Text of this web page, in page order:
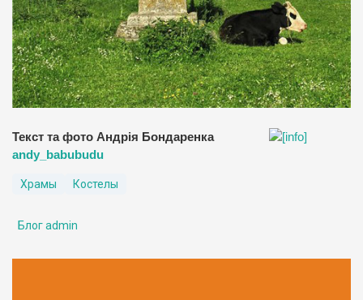
Текст та фото Андрія Бондаренка
andy_babubudu
Храмы Костелы
Блог admin